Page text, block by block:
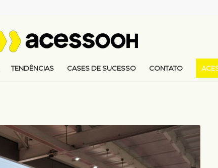
TENDÊNCIAS CASES DE SUCESSO CONTATO